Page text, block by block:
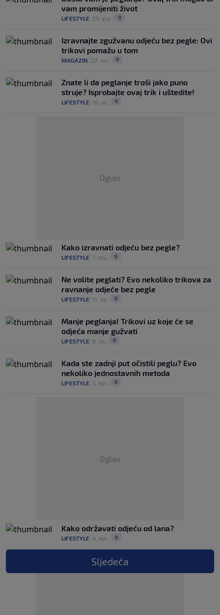
vam promijeniti život
LIFESTYLE 25. srp. 0
Izravnajte zgužvanu odjeću bez pegle: Ovi
trikovi pomažu u tom
MAGAZIN 22. svi. 0
Znate li da peglanje troši jako puno
struje? Isprobajte ovaj trik i uštedite!
LIFESTYLE 16. sij. 0
Oglas
Kako izravnati odjeću bez pegle?
LIFESTYLE 7. stu. 0
Ne volite peglati? Evo nekoliko trikova za
ravnanje odjeće bez pegle
LIFESTYLE 11. lis. 0
Manje peglanja! Trikovi uz koje će se
odjeća manje gužvati
LIFESTYLE 8. lis. 0
Kada ste zadnji put očistili peglu? Evo
nekoliko jednostavnih metoda
LIFESTYLE 5. kol. 0
Oglas
Kako održavati odjeću od lana?
LIFESTYLE 4. kol. 0
Sljedeća